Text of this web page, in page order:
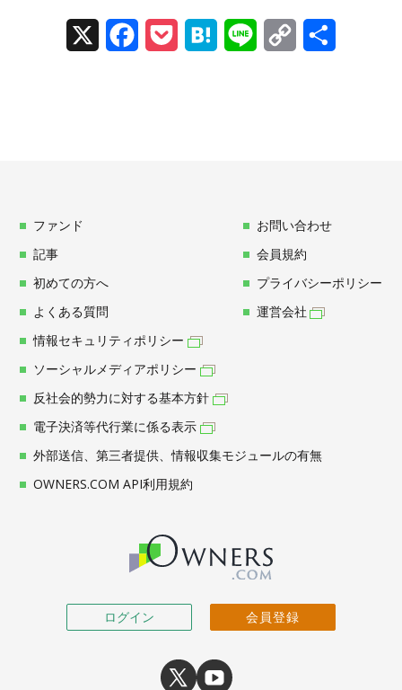
Facebook
Pocket Hatena Line
Copy
ログイン 会員登録
X
ファンド
記事
初めての方へ
よくある質問
お問い合わせ
会員規約
プライバシーポリシー
運営会社
情報セキュリティポリシー
ソーシャルメディアポリシー
反社会的勢力に対する基本方針
電子決済等代行業に係る表示
外部送信、第三者提供、情報収集モジュールの有無
OWNERS.COM API利用規約